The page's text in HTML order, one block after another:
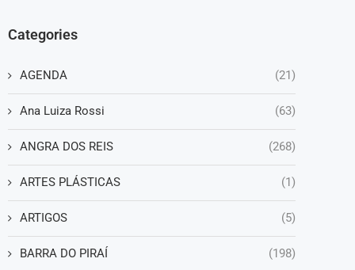
Categories
AGENDA (21)
Ana Luiza Rossi (63)
ANGRA DOS REIS (268)
ARTES PLÁSTICAS (1)
ARTIGOS (5)
BARRA DO PIRAÍ (198)